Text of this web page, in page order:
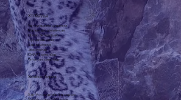
Хөтөлбөрүүд
Урт хугацааны судалгаа
Малын эрсдэлийн сан
Ирвэс Энтерпрайз
Сүү цагаан идээ
Хашаа хороо
Эко зуслан
СМАРТ хөтөлбөр
Тэтгэлэгт хөтөлбөр
Холбоо барих
Хан-Уул дүүргийн 3-р хороо,
Хан-Уул таур 6-602 тоот